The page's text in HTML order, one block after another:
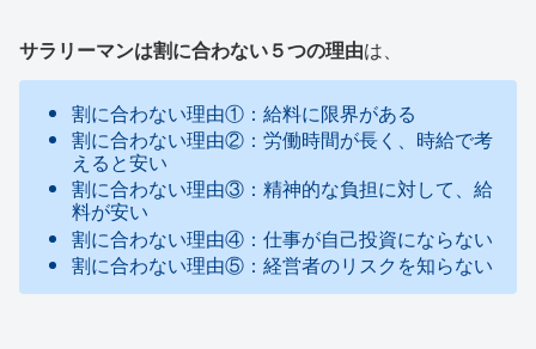
サラリーマンは割に合わない５つの理由は、
割に合わない理由①：給料に限界がある
割に合わない理由②：労働時間が長く、時給で考
えると安い
割に合わない理由③：精神的な負担に対して、給
料が安い
割に合わない理由④：仕事が自己投資にならない
割に合わない理由⑤：経営者のリスクを知らない